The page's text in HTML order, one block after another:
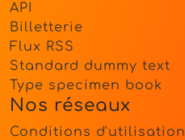
API
Billetterie
Flux RSS
Standard dummy text
Type specimen book
Nos réseaux
Conditions d'utilisation